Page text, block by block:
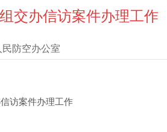
交办信访案件办理工作
防空办公室
访案件办理工作